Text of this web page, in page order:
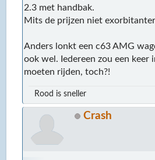
2.3 met handbak.
Mits de prijzen niet
Anders lonkt een c63 AMG
ook wel. Iedereen zou een keer
moeten rijden, toch?!
Rood is sneller
Crash